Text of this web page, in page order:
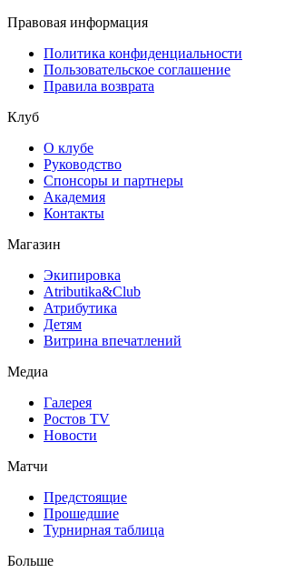
Правовая информация
Политика конфиденциальности
Пользовательское соглашение
Правила возврата
Клуб
О клубе
Руководство
Спонсоры и партнеры
Академия
Контакты
Магазин
Экипировка
Atributika&Club
Атрибутика
Детям
Витрина впечатлений
Медиа
Галерея
Ростов TV
Новости
Матчи
Предстоящие
Прошедшие
Турнирная таблица
Больше